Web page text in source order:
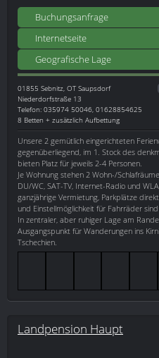
Buchungsanfrage
Internetseite
Geografische Lage
01855 Sebnitz, OT Saupsdorf
Niederdorfstraße 13
Telefon: 035974 50046, 01628854625
8 Betten + zusätzlich Aufbettung
Unsere 2 gemütlich eingerichteten
gegenüberliegend, im 1. Stock des
bieten Platz für jeweils 2-4 Personen.
Je Wohnung stehen 2 Wohn-/
DU/WC, SAT-TV, Internet-Radio und
ganzjährige Vermietung, Parkplätze
und Einstellmöglichkeit für Fahrräder
In zentraler, aber ruhiger Lage am
Ausgangspunkt für Wanderungen ins
Tschechien.
Landpension Haupt